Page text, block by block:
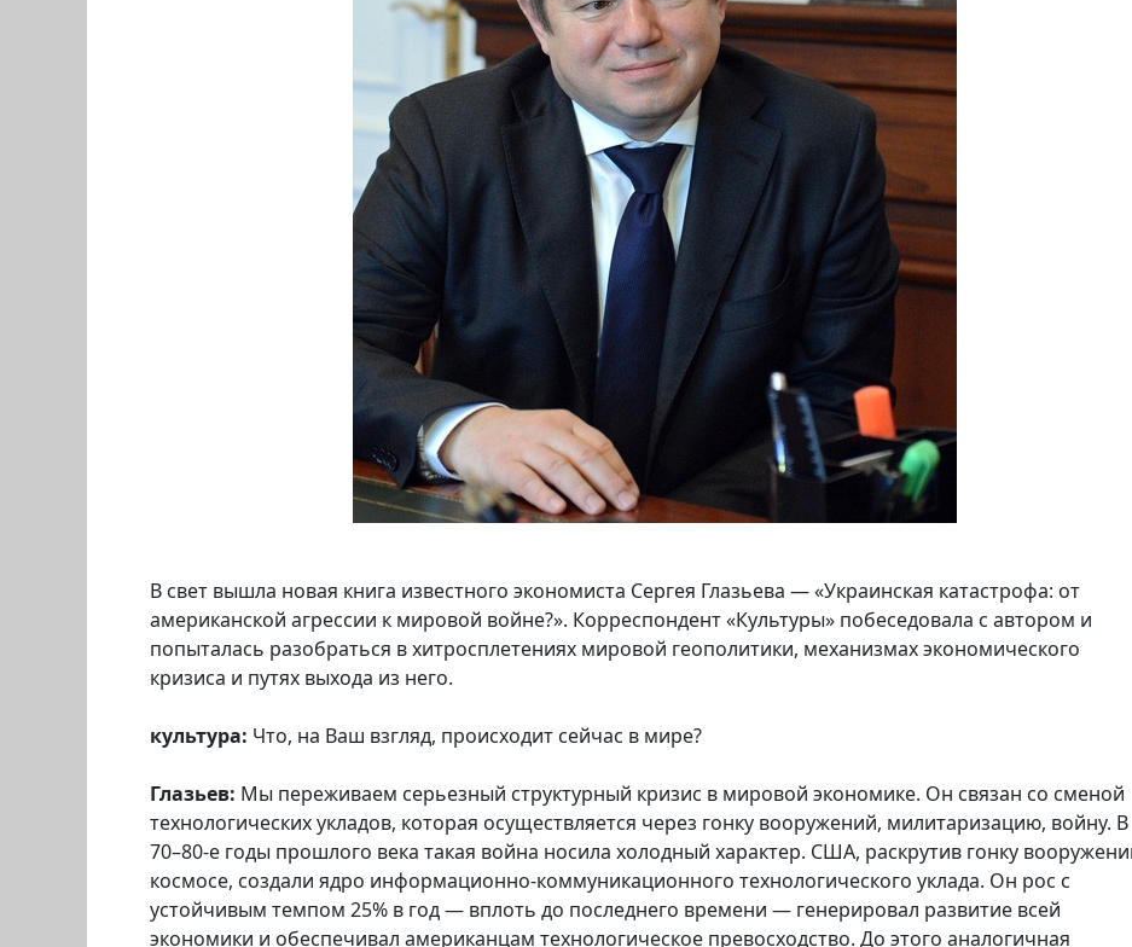
В свет вышла новая книга известного экономиста Сергея Глазьева — «Украинская катастрофа: от
американской агрессии к мировой войне?». Корреспондент «Культуры» побеседовала с автором и
попыталась разобраться в хитросплетениях мировой геополитики, механизмах экономического
кризиса и путях выхода из него.
культура: Что, на Ваш взгляд, происходит сейчас в мире?
Глазьев: Мы переживаем серьезный структурный кризис в мировой экономике. Он связан со сменой
технологических укладов, которая осуществляется через гонку вооружений, милитаризацию, войну. В
70–80-е годы прошлого века такая война носила холодный характер. США, раскрутив гонку
космосе, создали ядро информационно-коммуникационного технологического уклада. Он рос с
устойчивым темпом 25% в год — вплоть до последнего времени — генерировал развитие всей
экономики и обеспечивал американцам технологическое превосходство. До этого аналогичная